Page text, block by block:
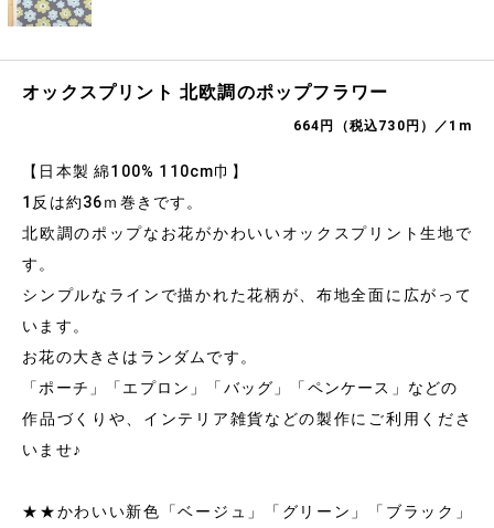
オックスプリント 北欧調のポップフラワー
664円（税込730円）／1m
【日本製 綿100% 110cm巾】
1反は約36ｍ巻きです。
北欧調のポップなお花がかわいいオックスプリント生地で
す。
シンプルなラインで描かれた花柄が、布地全面に広がって
います。
お花の大きさはランダムです。
「ポーチ」「エプロン」「バッグ」「ペンケース」などの
作品づくりや、インテリア雑貨などの製作にご利用くださ
いませ♪
★★かわいい新色「ベージュ」「グリーン」「ブラック」